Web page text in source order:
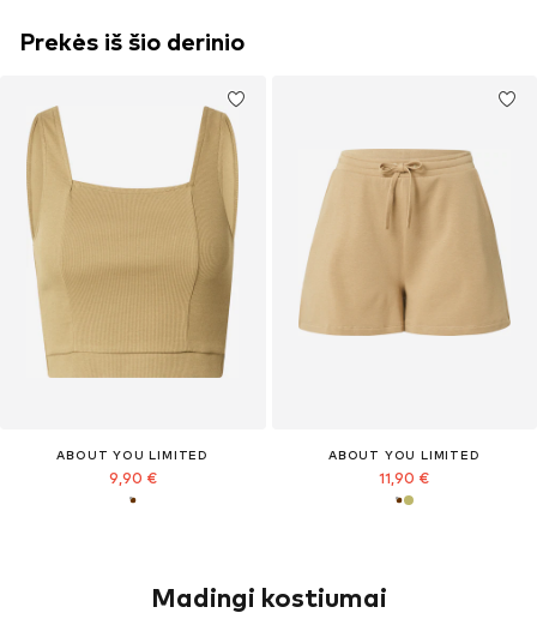
Prekės iš šio derinio
ABOUT YOU LIMITED
9,90 €
ABOUT YOU LIMITED
11,90 €
Madingi kostiumai